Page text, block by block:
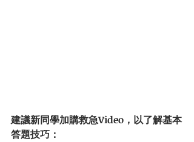
建議新同學加購救急Video，以了解基本
答題技巧：